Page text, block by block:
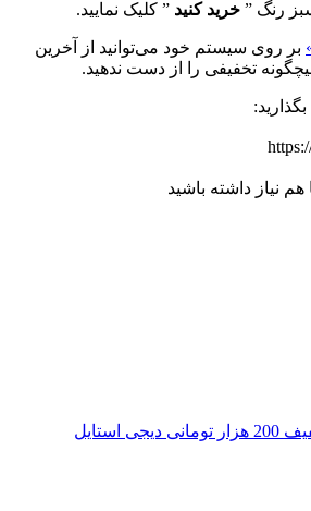
رنگ ” خرید کنید ” کلیک نمایید.
بر روی سیستم خود می‌توانید از آخرین
تخفیفی را از دست ندهید.
نیاز داشته باشید
استایل